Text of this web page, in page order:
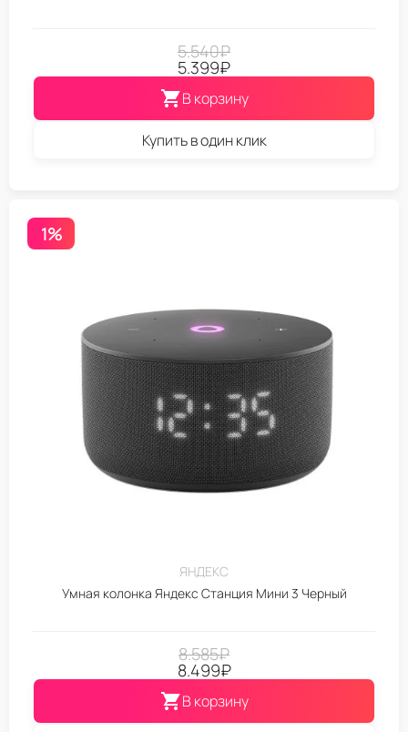
5.540₽
5.399₽
В корзину
Купить в один клик
1%
ЯНДЕКС
Умная колонка Яндекс Станция Мини 3 Черный
8.585₽
8.499₽
В корзину